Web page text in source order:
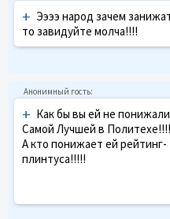
+ Ээээ народ зачем
то завидуйте молча!!!!
+ Как бы вы ей не
Самой Лучшей в
А кто понижает ей
плинтуса!!!!!